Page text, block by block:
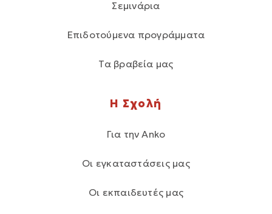
Σεμινάρια
Επιδοτούμενα προγράμματα
Τα βραβεία μας
Η Σχολή
Για την Anko
Οι εγκαταστάσεις μας
Οι εκπαιδευτές μας